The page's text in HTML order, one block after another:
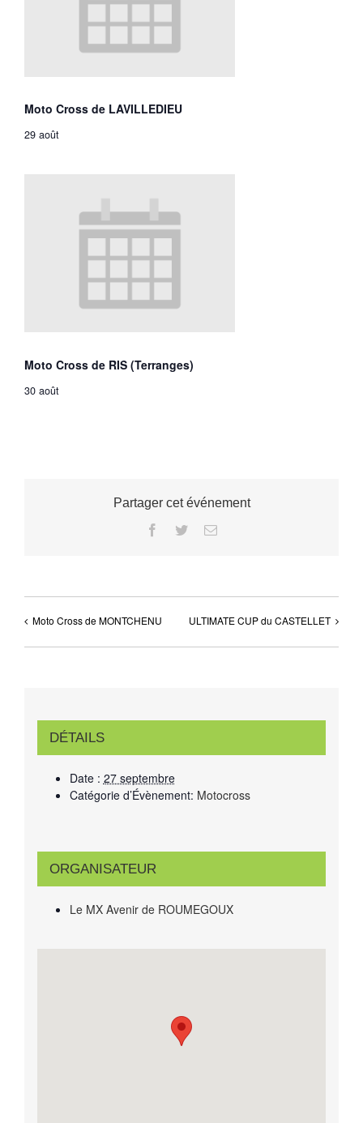
Moto Cross de LAVILLEDIEU
29 août
Moto Cross de RIS (Terranges)
30 août
Partager cet événement
Facebook
TwitterEmail
Moto Cross de MONTCHENU ULTIMATE CUP du CASTELLET
DÉTAILS
Date : 27 septembre
Catégorie d’Évènement: Motocross
ORGANISATEUR
Le MX Avenir de ROUMEGOUX